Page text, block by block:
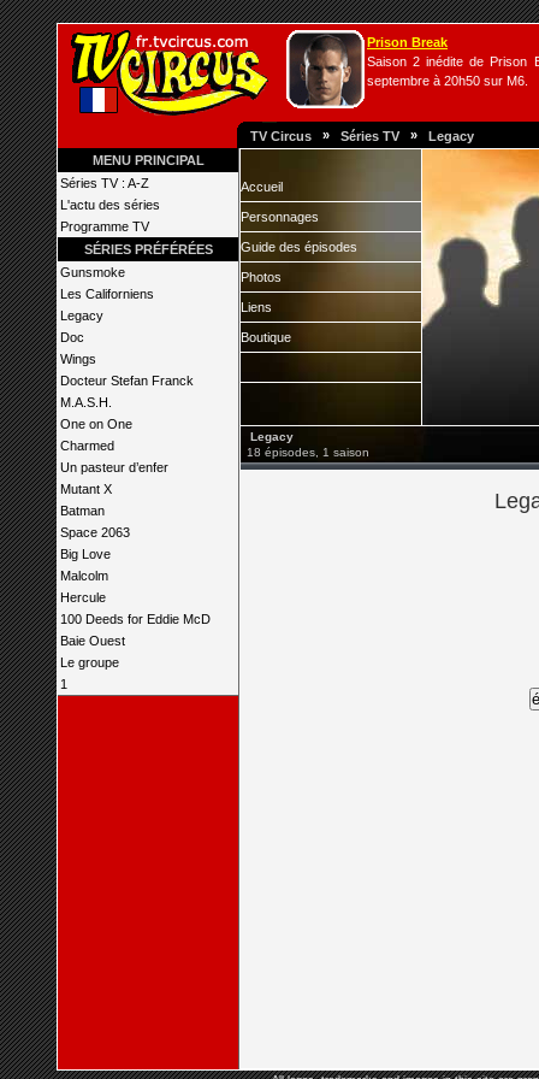
Prison Break
Saison 2 inédite de Prison
septembre à 20h50 sur M6.
TV Circus » Séries TV » Legacy
MENU PRINCIPAL
Séries TV : A-Z
L'actu des séries
Programme TV
SÉRIES PRÉFÉRÉES
Gunsmoke
Les Californiens
Legacy
Doc
Wings
Docteur Stefan Franck
M.A.S.H.
One on One
Charmed
Un pasteur d’enfer
Mutant X
Batman
Space 2063
Big Love
Malcolm
Hercule
100 Deeds for Eddie McD
Baie Ouest
Le groupe
1
Accueil
Personnages
Guide des épisodes
Photos
Liens
Boutique
Legacy
18 épisodes, 1 saison